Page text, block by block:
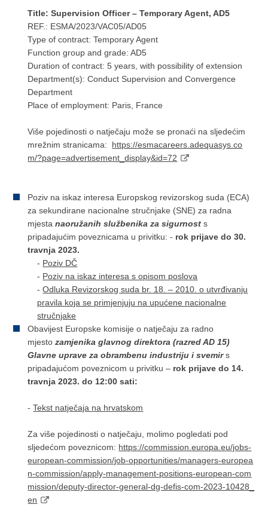
Title: Supervision Officer – Temporary Agent, AD5
REF.: ESMA/2023/VAC05/AD05
Type of contract: Temporary Agent
Function group and grade: AD5
Duration of contract: 5 years, with possibility of extension
Department(s): Conduct Supervision and Convergence
Department
Place of employment: Paris, France
Više pojedinosti o natječaju može se pronaći na sljedećim
mrežnim stranicama: https://esmacareers.adequasys.co
m/?page=advertisement_display&id=72
Poziv na iskaz interesa Europskog revizorskog suda (ECA)
za sekundirane nacionalne stručnjake (SNE) za radna
mjestanaoružanih službenika za sigurnost s
pripadajućim poveznicama u privitku: - rok prijave do 30.
travnja 2023.
- Poziv DČ
- Poziv na iskaz interesa s opisom poslova
-Odluka Revizorskog suda br. 18. – 2010. o utvrđivanju
pravila koja se primjenjuju na upućene nacionalne
stručnjake
Obavijest Europske komisije o natječaju za radno
mjestozamjenika glavnog direktora (razred AD 15)
Glavne uprave za obrambenu industriju i svemirs
pripadajućom poveznicom u privitku – rok prijave do 14.
travnja 2023. do 12:00 sati:
-Tekst natječaja na hrvatskom
Za više pojedinosti o natječaju, molimo pogledati pod
sljedećom poveznicom: https://commission.europa.eu/jobs-
european-commission/job-opportunities/managers-europea
n-commission/apply-management-positions-european-com
mission/deputy-director-general-dg-defis-com-2023-10428_
en